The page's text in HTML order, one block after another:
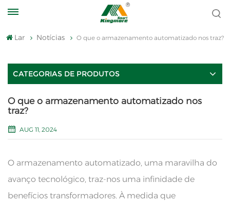
Lar Notícias O que o armazenamento automatizado nos traz?
CATEGORIAS DE PRODUTOS
O que o armazenamento automatizado nos
traz?
AUG 11, 2024
O armazenamento automatizado, uma maravilha do
avanço tecnológico, traz-nos uma infinidade de
benefícios transformadores. À medida que